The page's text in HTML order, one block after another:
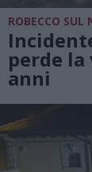
ROBECCO SUL
perde
anni